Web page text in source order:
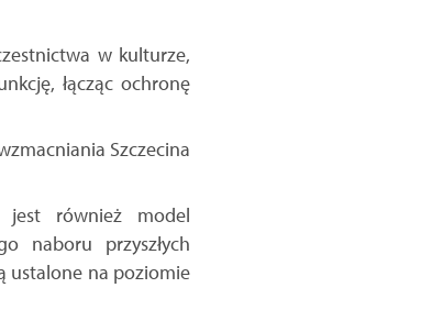
w kulturze,
łącząc ochronę
Szczecina
jest również model
naboru przyszłych
ustalone na poziomie